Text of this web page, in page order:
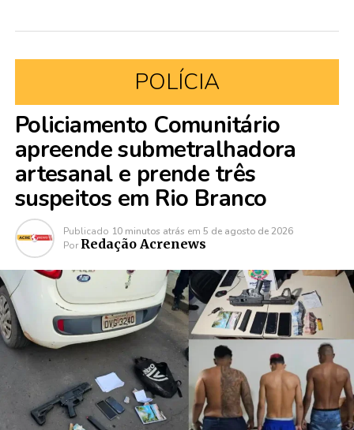
POLÍCIA
Policiamento Comunitário
apreende submetralhadora
artesanal e prende três
suspeitos em Rio Branco
Publicado 10 minutos atrás em 5 de agosto de 2026
Por Redação Acrenews